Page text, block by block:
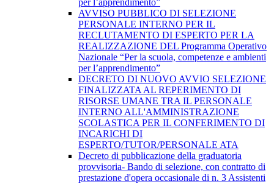
per l’apprendimento”
AVVISO PUBBLICO DI SELEZIONE
PERSONALE INTERNO PER IL
RECLUTAMENTO DI ESPERTO PER LA
REALIZZAZIONE DEL Programma Operativo
Nazionale “Per la scuola, competenze e ambienti
per l’apprendimento”
DECRETO DI NUOVO AVVIO SELEZIONE
FINALIZZATA AL REPERIMENTO DI
RISORSE UMANE TRA IL PERSONALE
INTERNO ALL'AMMINISTRAZIONE
SCOLASTICA PER IL CONFERIMENTO DI
INCARICHI DI
ESPERTO/TUTOR/PERSONALE ATA
Decreto di pubblicazione della graduatoria
provvisoria- Bando di selezione, con contratto di
prestazione d'opera occasionale di n. 3 Assistenti